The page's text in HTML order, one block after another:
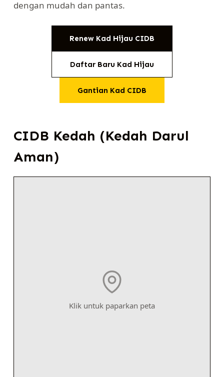
dengan mudah dan pantas.
Renew Kad Hijau CIDB
Daftar Baru Kad Hijau
Gantian Kad CIDB
CIDB Kedah (Kedah Darul
Aman)
Klik untuk paparkan peta